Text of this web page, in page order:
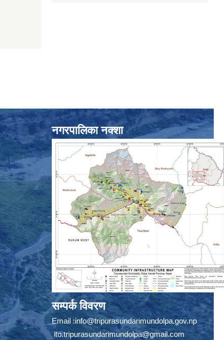
नगरपालिका नक्शा
सम्पर्क विवरण
Email :info@tripurasundarimundolpa.gov.np
ito.tripurasundarimundolpa@gmail.com